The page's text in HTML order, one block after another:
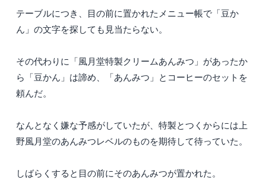
テーブルにつき、目の前に置かれたメニュー帳で「豆か
ん」の文字を探しても見当たらない。
その代わりに「風月堂特製クリームあんみつ」があったか
ら「豆かん」は諦め、「あんみつ」とコーヒーのセットを
頼んだ。
なんとなく嫌な予感がしていたが、特製とつくからには上
野風月堂のあんみつレベルのものを期待して待っていた。
しばらくすると目の前にそのあんみつが置かれた。